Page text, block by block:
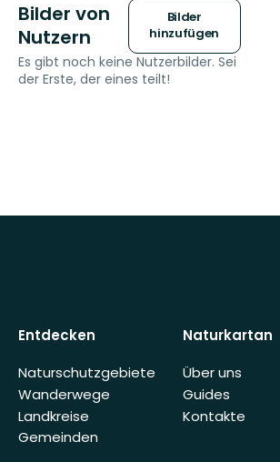
Bilder von
Nutzern
Bilder
hinzufügen
Es gibt noch keine Nutzerbilder. Sei
der Erste, der eines teilt!
Entdecken
Naturschutzgebiete
Wanderwege
Landkreise
Gemeinden
Naturkartan
Über uns
Guides
Kontakte